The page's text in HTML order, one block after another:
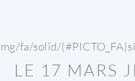
fa/solid/
LE 17 MARS